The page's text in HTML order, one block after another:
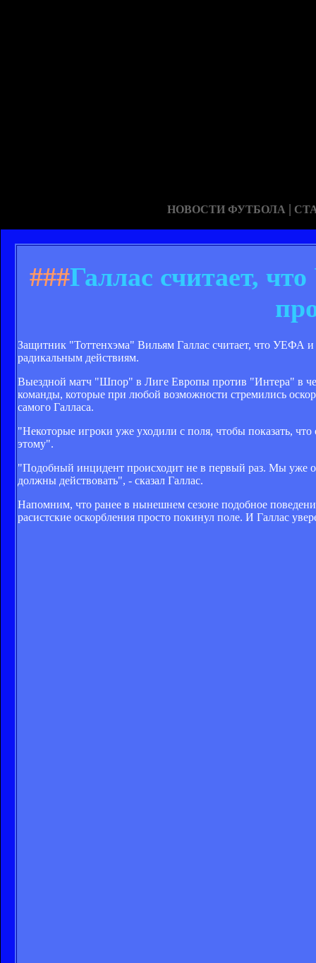
НОВОСТИ ФУТБОЛА |
###Галлас считает,
Защитник "Тоттенхэма" Вильям Галлас считает, что УЕФА
радикальным действиям.
Выездной матч "Шпор" в Лиге Европы против "Интера" в
команды, которые при любой возможности стремились
самого Галласа.
"Некоторые игроки уже уходили с поля, чтобы показать,
этому".
"Подобный инцидент происходит не в первый раз. Мы уже
должны действовать", - сказал Галлас.
Напомним, что ранее в нынешнем сезоне подобное
расистские оскорбления просто покинул поле. И Галлас